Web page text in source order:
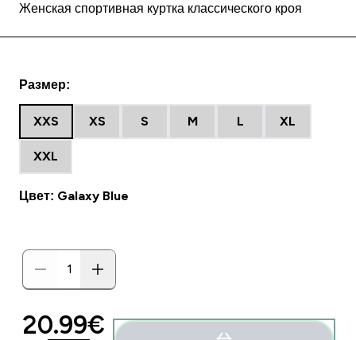
Женская спортивная куртка классического кроя
Размер:
XXS XS S M L XL
XXL
Цвет: Galaxy Blue
20.99€‎